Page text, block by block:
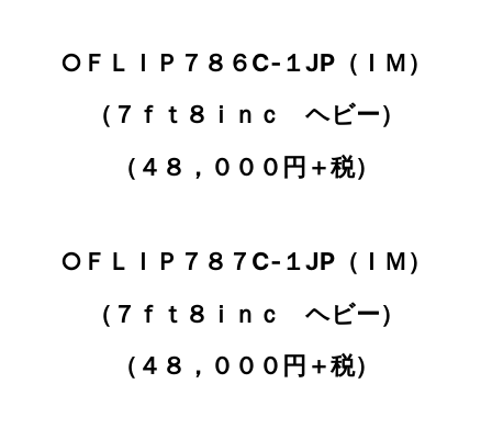
○ＦＬＩＰ７８６C‐１JP（ＩＭ）
（７ｆｔ８ｉｎｃ ヘビー）
（４８，０００円＋税）
○ＦＬＩＰ７８７C‐１JP（ＩＭ）
（７ｆｔ８ｉｎｃ ヘビー）
（４８，０００円＋税）